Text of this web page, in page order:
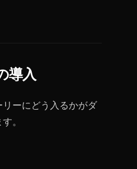
導入
ーにどう入るかがダ
。